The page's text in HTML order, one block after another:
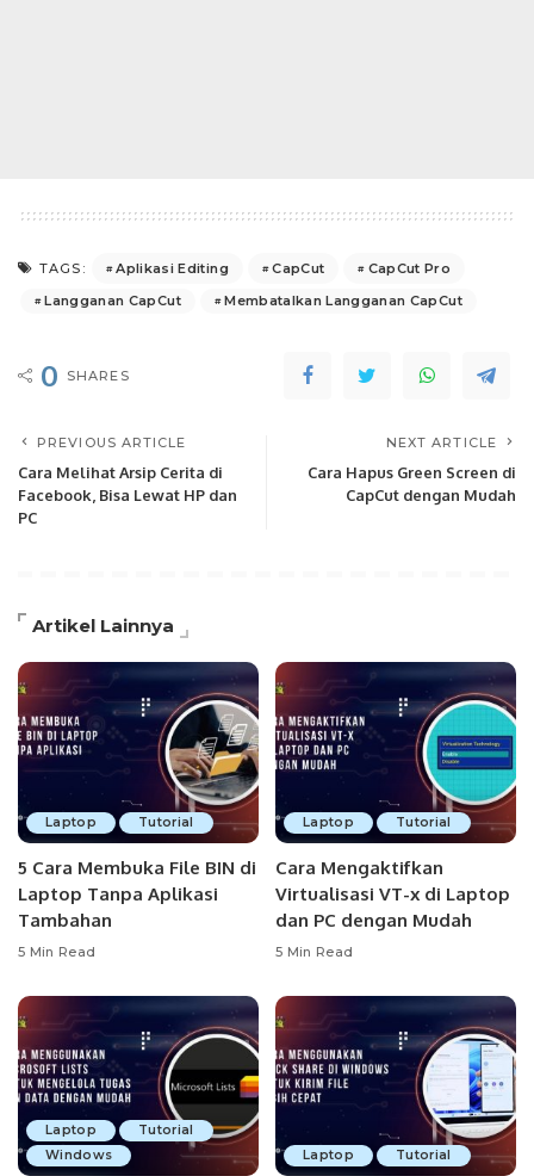
TAGS: Aplikasi Editing CapCut
CapCut Pro
Langganan CapCut
Membatalkan Langganan CapCut
0 SHARES
PREVIOUS ARTICLE
Cara Melihat Arsip Cerita di
Facebook, Bisa Lewat HP dan
PC
NEXT ARTICLE
Cara Hapus Green Screen di
CapCut dengan Mudah
Artikel Lainnya
Laptop Tutorial
5 Cara Membuka File BIN di
Laptop Tanpa Aplikasi
Tambahan
5 Min Read
Laptop Tutorial
Cara Mengaktifkan
Virtualisasi VT-x di Laptop
dan PC dengan Mudah
5 Min Read
Laptop
Tutorial
Windows
Laptop Tutorial